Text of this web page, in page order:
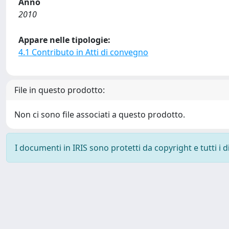
2010
Appare nelle tipologie:
4.1 Contributo in Atti di convegno
File in questo prodotto:
Non ci sono file associati a questo prodotto.
I documenti in IRIS sono protetti da copyright e tutti i